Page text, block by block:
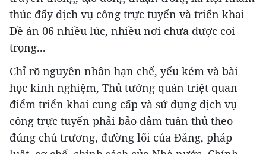
thúc đẩy dịch vụ công trực tuyến và triển khai
Đề án 06 nhiều lúc, nhiều nơi chưa được coi
trọng...
Chỉ rõ nguyên nhân hạn chế, yếu kém và bài
học kinh nghiệm, Thủ tướng quán triệt quan
điểm triển khai cung cấp và sử dụng dịch vụ
công trực tuyến phải bảo đảm tuân thủ theo
đúng chủ trương, đường lối của Đảng, pháp